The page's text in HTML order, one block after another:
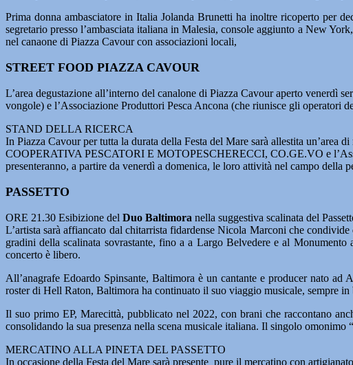
Prima donna ambasciatore in Italia Jolanda Brunetti ha inoltre ricoperto per
segretario presso l’ambasciata italiana in Malesia, console aggiunto a New
nel canaone di Piazza Cavour con associazioni locali,
STREET FOOD PIAZZA CAVOUR
L’area degustazione all’interno del canalone di Piazza Cavour aperto venerdì
vongole) e l’Associazione Produttori Pesca Ancona (che riunisce gli operatori
STAND DELLA RICERCA
In Piazza Cavour per tutta la durata della Festa del Mare sarà allestita
COOPERATIVA PESCATORI E MOTOPESCHERECCI, CO.GE.VO e
presenteranno, a partire da venerdì a domenica, le loro attività nel campo della
PASSETTO
ORE 21.30 Esibizione del Duo Baltimora nella suggestiva scalinata del
L’artista sarà affiancato dal chitarrista fidardense Nicola Marconi che
gradini della scalinata sovrastante, fino a a Largo Belvedere e al
concerto è libero.
All’anagrafe Edoardo Spinsante, Baltimora è un cantante e producer nato
roster di Hell Raton, Baltimora ha continuato il suo viaggio musicale, sempre
Il suo primo EP, Marecittà, pubblicato nel 2022, con brani che raccontano
consolidando la sua presenza nella scena musicale italiana. Il singolo
MERCATINO ALLA PINETA DEL PASSETTO
In occasione della Festa del Mare sarà presente pure il mercatino con